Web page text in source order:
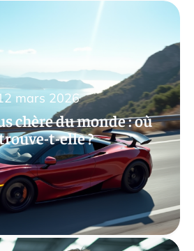
chère du monde : où
t-elle ?
mars 2026